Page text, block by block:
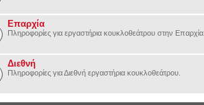
Επαρχία
Πληροφορίες για εργαστήρια κουκλοθεάτρου στην Επαρχία.
Διεθνή
Πληροφορίες για Διεθνή εργαστήρια κουκλοθεάτρου.